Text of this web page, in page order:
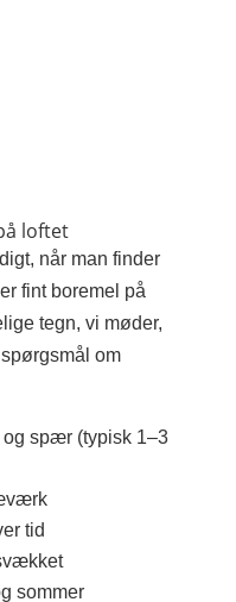
loftet
når man finder
fint boremel på
tegn, vi møder,
om
spær (typisk 1–3
tid
sommer